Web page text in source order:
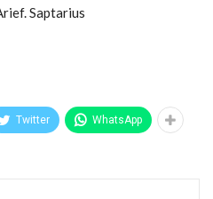
Saptarius
Twitter WhatsApp